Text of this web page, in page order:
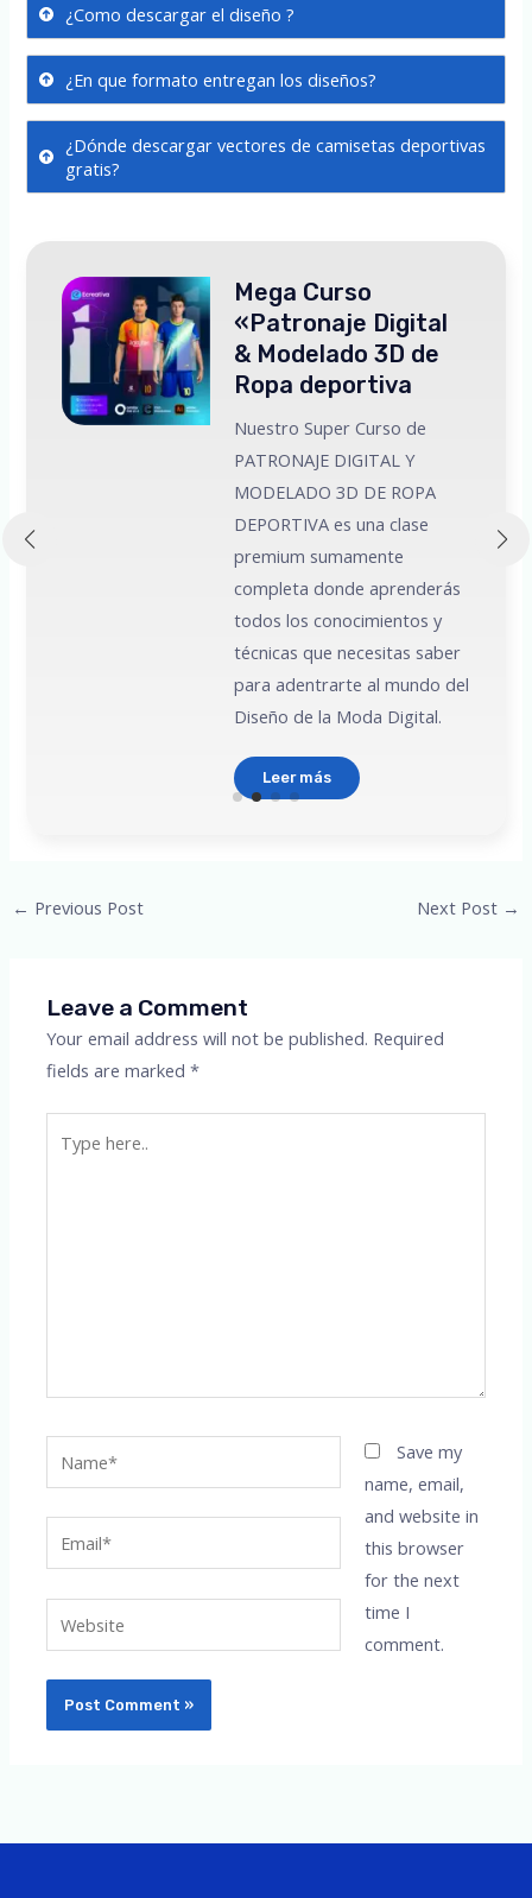
¿Como descargar el diseño ?
¿En que formato entregan los diseños?
¿Dónde descargar vectores de camisetas deportivas
gratis?
Mega Curso
«Patronaje Digital
& Modelado 3D de
Ropa deportiva
Nuestro Super Curso de
PATRONAJE DIGITAL Y
MODELADO 3D DE ROPA
DEPORTIVA es una clase
premium sumamente
completa donde aprenderás
todos los conocimientos y
técnicas que necesitas saber
para adentrarte al mundo del
Diseño de la Moda Digital.
Leer más
Post
← Previous Post Next Post →
Leave a Comment
Your email address will not be published. Required
fields are marked*
here..
Save my
name, email,
and website in
this browser
for the next
time I
comment.